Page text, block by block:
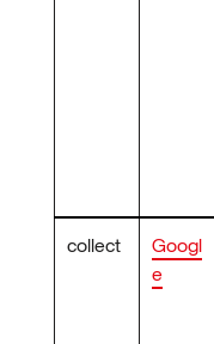
collect
Googl
e